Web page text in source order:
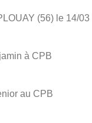
(56) le 14/03
à CPB
au CPB